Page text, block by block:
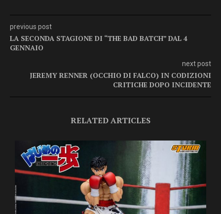
previous post
LA SECONDA STAGIONE DI “THE BAD BATCH” DAL 4
GENNAIO
next post
JEREMY RENNER (OCCHIO DI FALCO) IN CODIZIONI
CRITICHE DOPO INCIDENTE
RELATED ARTICLES